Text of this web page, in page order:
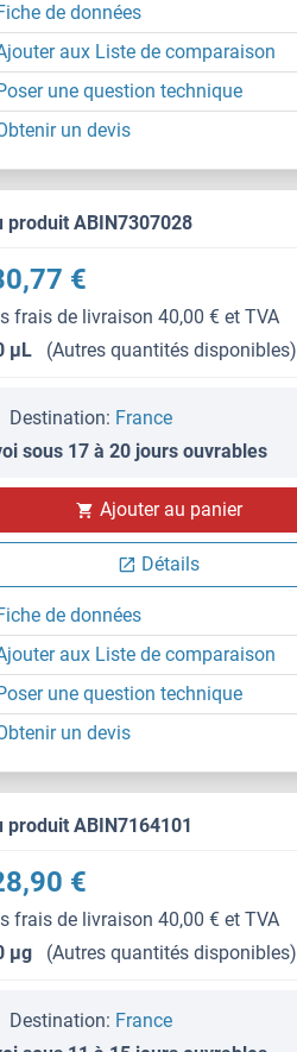
de données
aux Liste de comparaison
une question technique
un devis
IHC
produit ABIN7307028
€
frais de livraison 40,00 € et TVA
μL
(Autres quantités disponibles)
Destination: France
sous 17 à 20 jours ouvrables
Ajouter au panier
Détails
de données
aux Liste de comparaison
une question technique
un devis
produit ABIN7164101
€
frais de livraison 40,00 € et TVA
μg
(Autres quantités disponibles)
Destination: France